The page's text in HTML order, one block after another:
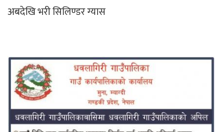
अबदेखि भरी सिलिण्डर ग्यास